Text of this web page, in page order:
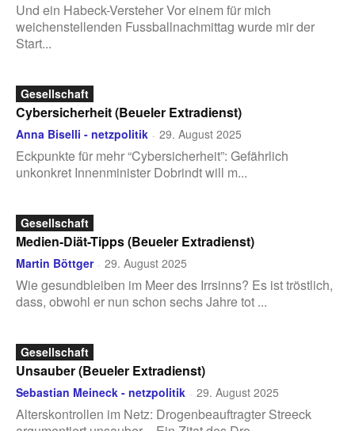
Und ein Habeck-Versteher Vor einem für mich
weichenstellenden Fussballnachmittag wurde mir der
Start...
Gesellschaft
Cybersicherheit (Beueler Extradienst)
Anna Biselli - netzpolitik - 29. August 2025
Eckpunkte für mehr “Cybersicherheit”: Gefährlich
unkonkret Innenminister Dobrindt will m...
Gesellschaft
Medien-Diät-Tipps (Beueler Extradienst)
Martin Böttger - 29. August 2025
Wie gesundbleiben im Meer des Irrsinns? Es ist tröstlich,
dass, obwohl er nun schon sechs Jahre tot ...
Gesellschaft
Unsauber (Beueler Extradienst)
Sebastian Meineck - netzpolitik - 29. August 2025
Alterskontrollen im Netz: Drogenbeauftragter Streeck